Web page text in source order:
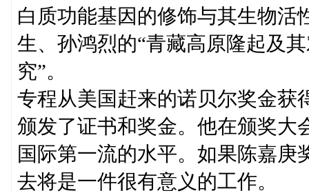
白质功能基因的修饰与其生物活
生、孙鸿烈的“青藏高原隆起及
究”。
专程从美国赶来的诺贝尔奖金获
颁发了证书和奖金。他在颁奖大
国际第一流的水平。如果陈嘉
去将是一件很有意义的工作。